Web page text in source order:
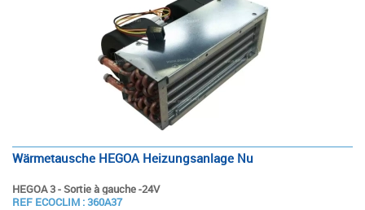
Wärmetausche HEGOA Heizungsanlage Nu
HEGOA 3 - Sortie à gauche -24V
REF ECOCLIM : 360A37